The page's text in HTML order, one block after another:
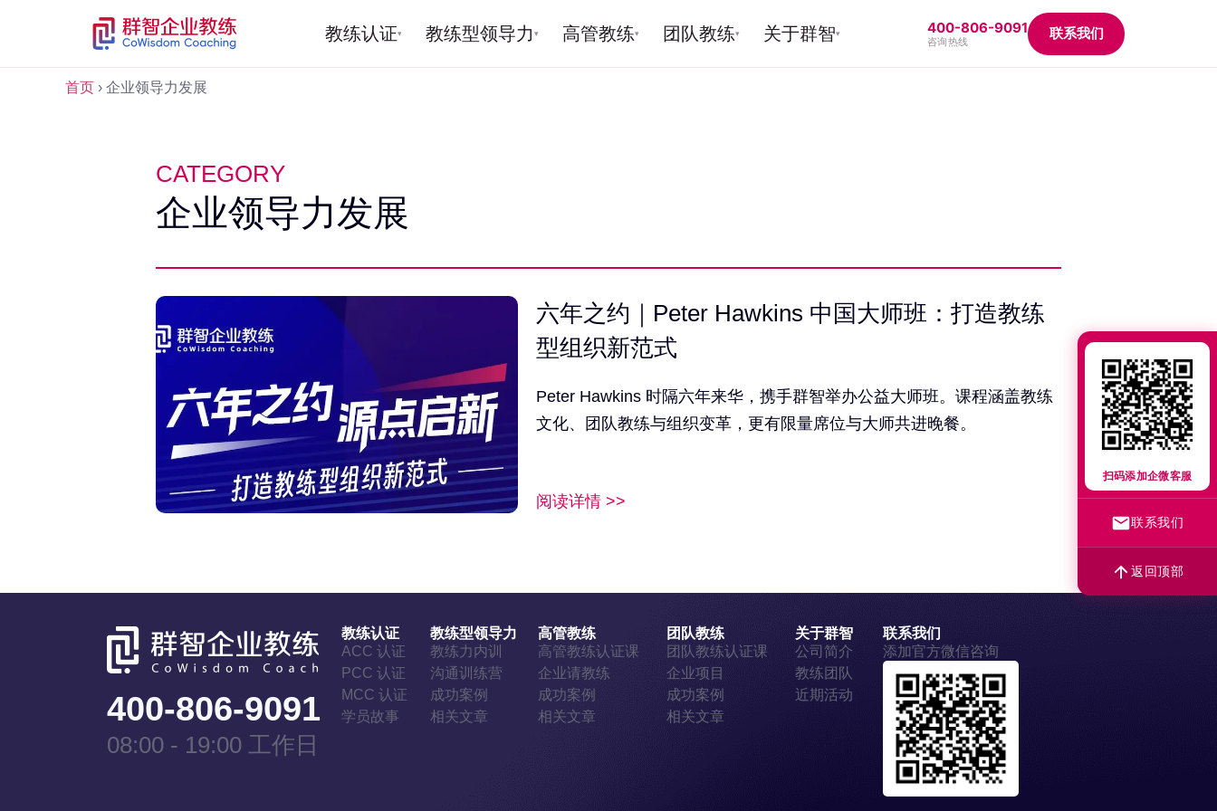
教练认证▾ 教练型领导力 ▾ 高管教练▾ 团队教练▾ 关于群智▾ 400-806-9091
咨询热线 联系我们
首页 › 企业领导力发展
CATEGORY
企业领导力发展
六年之约｜Peter Hawkins 中国大师班：打造教练
型组织新范式
Peter Hawkins 时隔六年来华，携手群智举办公益大师班。课程涵盖教练
文化、团队教练与组织变革，更有限量席位与大师共进晚餐。
阅读详情 >>
400-806-9091
08:00 - 19:00 工作日
教练认证
ACC 认证
PCC 认证
MCC 认证
学员故事
教练型领导力
教练力内训
沟通训练营
成功案例
相关文章
高管教练
高管教练认证课
企业请教练
成功案例
相关文章
团队教练
团队教练认证课
企业项目
成功案例
相关文章
关于群智
公司简介
教练团队
近期活动
联系我们
添加官方微信咨询
扫码添加企微客服
联系我们
返回顶部